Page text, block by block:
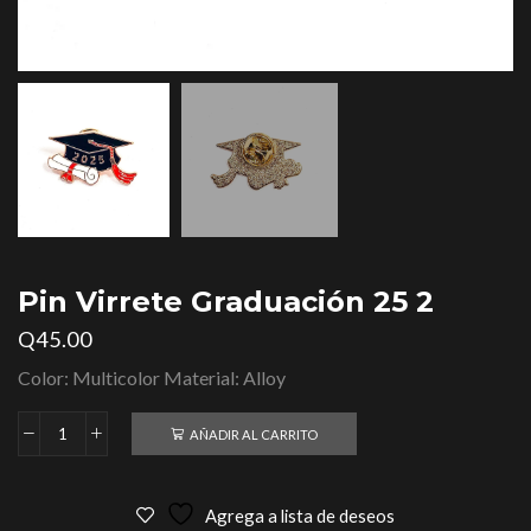
Pin Virrete Graduación 25 2
Q45.00
Color: Multicolor Material: Alloy
AÑADIR AL CARRITO
Agrega a lista de deseos